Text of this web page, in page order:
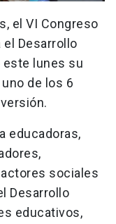
el VI Congreso
el Desarrollo
este lunes su
de los 6
educadoras,
sociales
Desarrollo
educativos,